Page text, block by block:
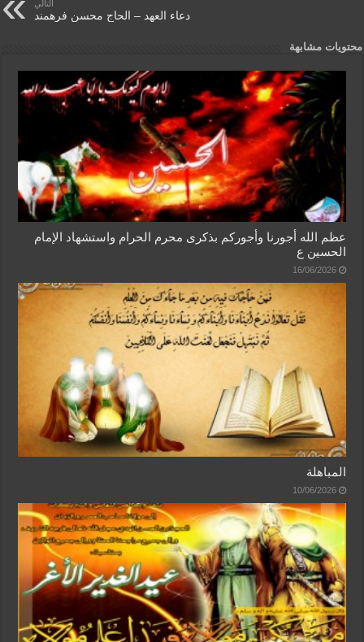
o
k
n
y
e
التالي
دعاء العهد – الحاج محسن فرهمند
محتويات مشابهة
عظم الله أجورنا وأجوركم بذكرى محرم الحرام واستشهاد الإمام
الحسين ع
16/06/2026
المباهلة
10/06/2026